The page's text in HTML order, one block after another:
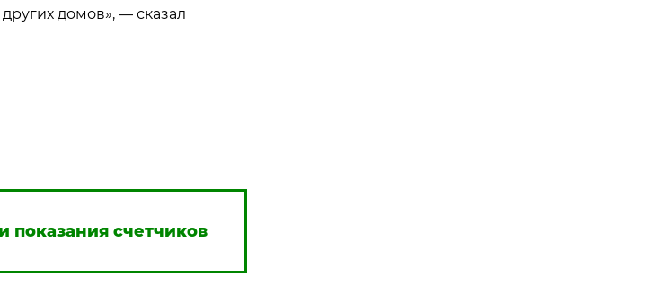
домов», — сказал
показания счетчиков